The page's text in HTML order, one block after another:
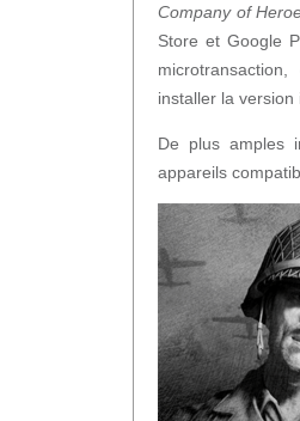
Company of
Store et Google
installer la version
De plus amples
appareils